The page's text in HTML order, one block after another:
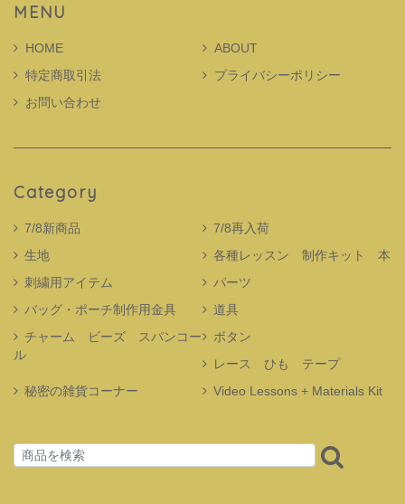
MENU
HOME
ABOUT
特定商取引法
プライバシーポリシー
お問い合わせ
Category
7/8新商品
7/8再入荷
生地
各種レッスン 制作キット 本
刺繍用アイテム
パーツ
バッグ・ポーチ制作用金具
道具
チャーム ビーズ スパンコー
ル
ボタン
レース ひも テープ
秘密の雑貨コーナー
Video Lessons + Materials Kit